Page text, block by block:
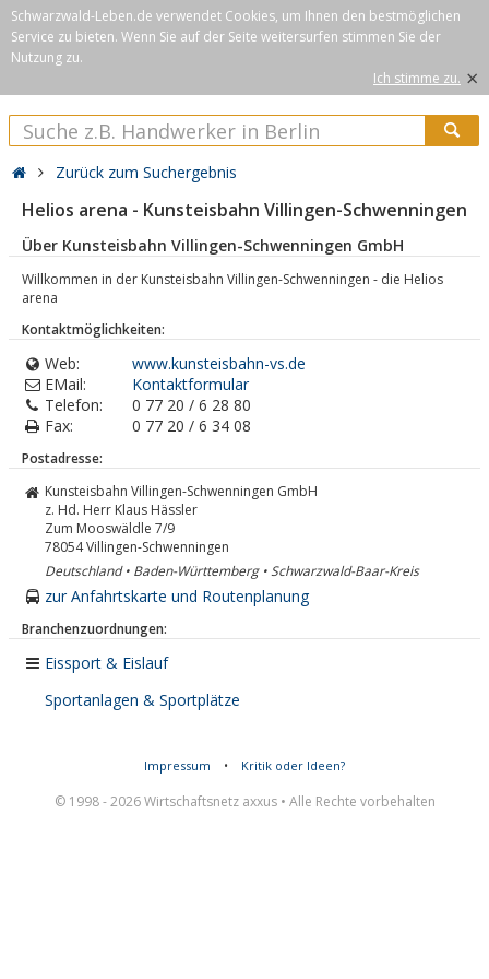
Schwarzwald-Leben.de verwendet Cookies, um Ihnen den bestmöglichen
Service zu bieten. Wenn Sie auf der Seite weitersurfen stimmen Sie der
Nutzung zu.
Ich stimme zu. ×
Zurück zum Suchergebnis
Helios arena - Kunsteisbahn Villingen-Schwenningen
Über Kunsteisbahn Villingen-Schwenningen GmbH
Willkommen in der Kunsteisbahn Villingen-Schwenningen - die Helios
arena
Kontaktmöglichkeiten:
Web:
www.kunsteisbahn-vs.de
EMail:
Kontaktformular
Telefon:
0 77 20 / 6 28 80
Fax:
0 77 20 / 6 34 08
Postadresse:
Kunsteisbahn Villingen-Schwenningen GmbH
z. Hd. Herr Klaus Hässler
Zum Mooswäldle 7/9
78054Villingen-Schwenningen
Deutschland • Baden-Württemberg • Schwarzwald-Baar-Kreis
zur Anfahrtskarte und Routenplanung
Branchenzuordnungen:
Eissport & Eislauf
Sportanlagen & Sportplätze
Impressum • Kritik oder Ideen?
© 1998 - 2026 Wirtschaftsnetz axxus • Alle Rechte vorbehalten